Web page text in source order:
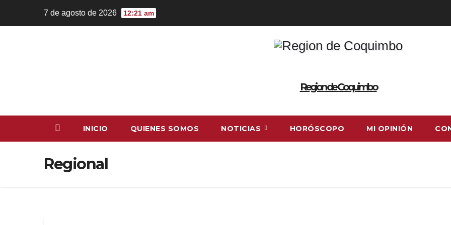
7 de agosto de 2026 12:21 am
Region de Coquimbo
INICIO QUIENES SOMOS NOTICIAS HORÓSCOPO MI OPINIÓN
Regional